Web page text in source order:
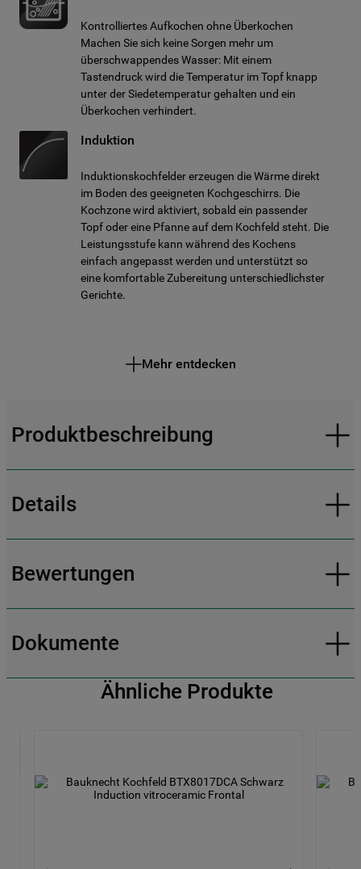
Kontrolliertes Aufkochen ohne Überkochen
Machen Sie sich keine Sorgen mehr um
überschwappendes Wasser: Mit einem
Tastendruck wird die Temperatur im Topf knapp
unter der Siedetemperatur gehalten und ein
Überkochen verhindert.
Induktion
Induktionskochfelder erzeugen die Wärme direkt
im Boden des geeigneten Kochgeschirrs. Die
Kochzone wird aktiviert, sobald ein passender
Topf oder eine Pfanne auf dem Kochfeld steht. Die
Leistungsstufe kann während des Kochens
einfach angepasst werden und unterstützt so
eine komfortable Zubereitung unterschiedlichster
Gerichte.
Mehr entdecken
Produktbeschreibung
Details
Bewertungen
Dokumente
Ähnliche Produkte